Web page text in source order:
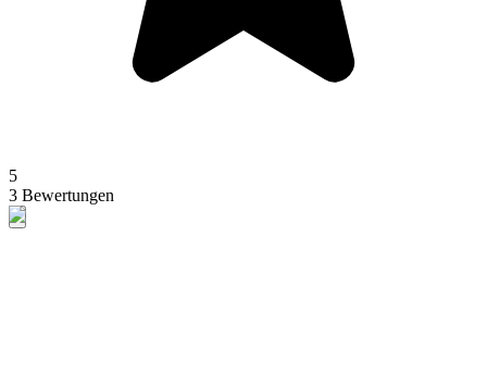
5
3 Bewertungen